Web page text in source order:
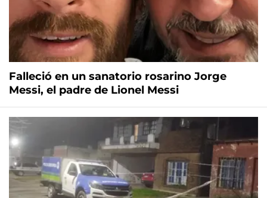
Falleció en un sanatorio rosarino Jorge
Messi, el padre de Lionel Messi